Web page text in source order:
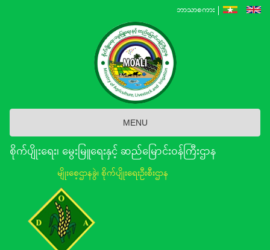
ဘာသာစကား
MENU
စိုက်ပျိုးရေး၊ မွေးမြူရေးနှင့် ဆည်မြောင်း၀န်ကြီးဌာန
မျိုးစေ့ဌာနခွဲ၊ စိုက်ပျိုးရေးဦးစီးဌာန